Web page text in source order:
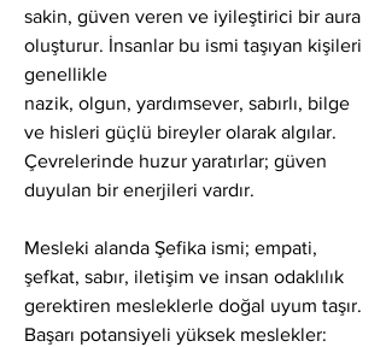
sakin, güven veren ve iyileştirici bir aura
oluşturur. İnsanlar bu ismi taşıyan kişileri
genellikle
nazik, olgun, yardımsever, sabırlı, bilge
ve hisleri güçlü bireyler olarak algılar.
Çevrelerinde huzur yaratırlar; güven
duyulan bir enerjileri vardır.
Mesleki alanda Şefika ismi; empati,
şefkat, sabır, iletişim ve insan odaklılık
gerektiren mesleklerle doğal uyum taşır.
Başarı potansiyeli yüksek meslekler: